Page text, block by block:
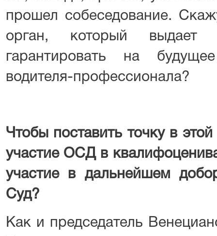
прошел собеседование.
орган, который выдает
гарантировать на
водителя-профессионала?
Чтобы поставить точку в
участие ОСД в
участие в дальнейшем
Суд?
Как и председатель